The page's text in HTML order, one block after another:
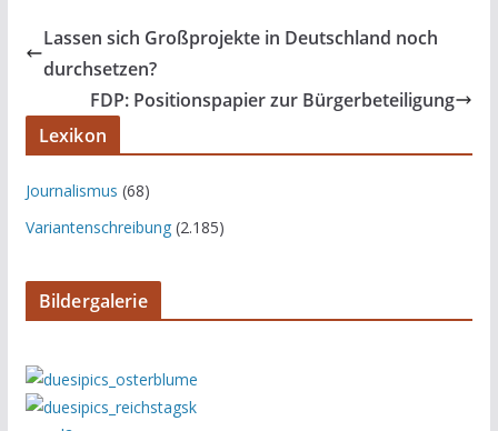
Lassen sich Großprojekte in Deutschland noch
durchsetzen?
FDP: Positionspapier zur Bürgerbeteiligung
Lexikon
Journalismus (68)
Variantenschreibung(2.185)
Bildergalerie